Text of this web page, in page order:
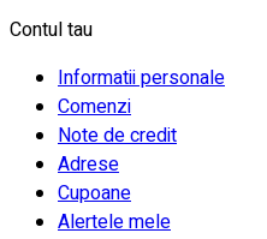
Contul tau
Informatii personale
Comenzi
Note de credit
Adrese
Cupoane
Alertele mele